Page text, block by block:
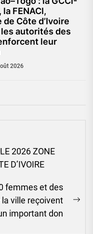
la FENACI,
de Côte d’Ivoire
les autorités des
leur
2026
2026 ZONE
D’IVOIRE
femmes et des
ville reçoivent
important don